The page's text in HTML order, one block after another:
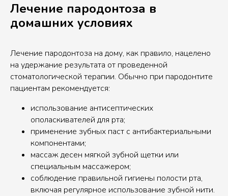
Лечение пародонтоза в
домашних условиях
Лечение пародонтоза на дому, как правило, нацелено
на удержание результата от проведенной
стоматологической терапии. Обычно при пародонтите
пациентам рекомендуется:
использование антисептических
ополаскивателей для рта;
применение зубных паст с антибактериальными
компонентами;
массаж десен мягкой зубной щетки или
специальным массажером;
соблюдение правильной гигиены полости рта,
включая регулярное использование зубной нити.